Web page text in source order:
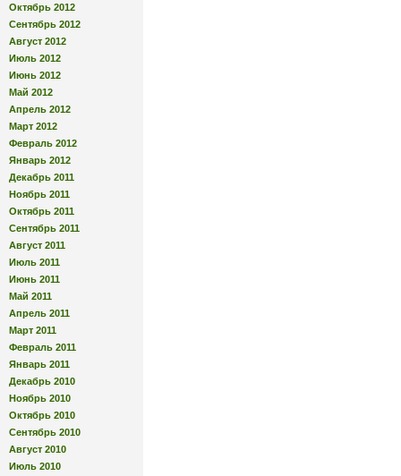
Октябрь 2012
Сентябрь 2012
Август 2012
Июль 2012
Июнь 2012
Май 2012
Апрель 2012
Март 2012
Февраль 2012
Январь 2012
Декабрь 2011
Ноябрь 2011
Октябрь 2011
Сентябрь 2011
Август 2011
Июль 2011
Июнь 2011
Май 2011
Апрель 2011
Март 2011
Февраль 2011
Январь 2011
Декабрь 2010
Ноябрь 2010
Октябрь 2010
Сентябрь 2010
Август 2010
Июль 2010